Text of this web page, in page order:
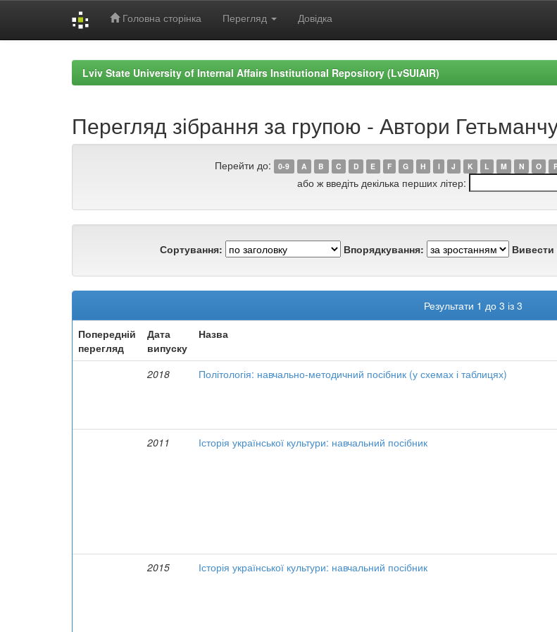
Головна сторінка Перегляд Довідка
Lviv State University of Internal Affairs Institutional Repository (LvSUIAIR)
Перегляд зібрання за групою - Автори
Перейти до: 0-9 A B C D E F G H I J K L M N O
або ж введіть декілька перших літер:
Сортування: Впорядкування: Вивести
Результати 1 до 3 із 3
Попередній
перегляд
Дата
випуску
Назва
2018 Політологія: навчально-методичний посібник (у схемах і таблицях)
2011
Історія української культури: навчальний посібник
2015
Історія української культури: навчальний посібник